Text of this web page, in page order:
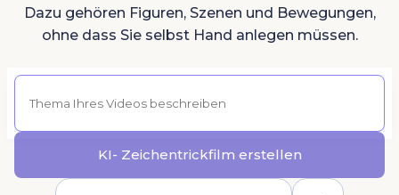
Dazu gehören Figuren, Szenen und Bewegungen,
ohne dass Sie selbst Hand anlegen müssen.
KI- Zeichentrickfilm erstellen